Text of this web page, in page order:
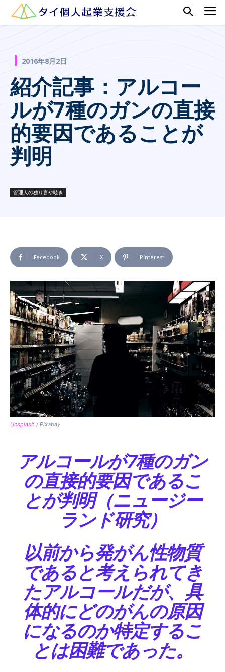
2016年8月2日
紹介記事：アルコー
ルが7種のガンの直接
的要因であることが
判明
管理人の独り言や呟き
Facebook X Pinterest
Unsplash / Pixabay
アルコールが7種のガン
の直接的要因であるこ
とが判明（ニュージー
ランド研究）
以前から発がん性物質
であると考えられてき
たアルコールだが、具
体的にどのがんの原因
になるのか特定するこ
とは困難であった。